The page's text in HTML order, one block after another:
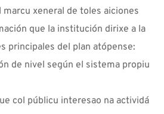
marcu xeneral de toles aiciones
que la institución dirixe a la
principales del plan atópense:
de nivel según el sistema propiu
col públicu interesao na actividá